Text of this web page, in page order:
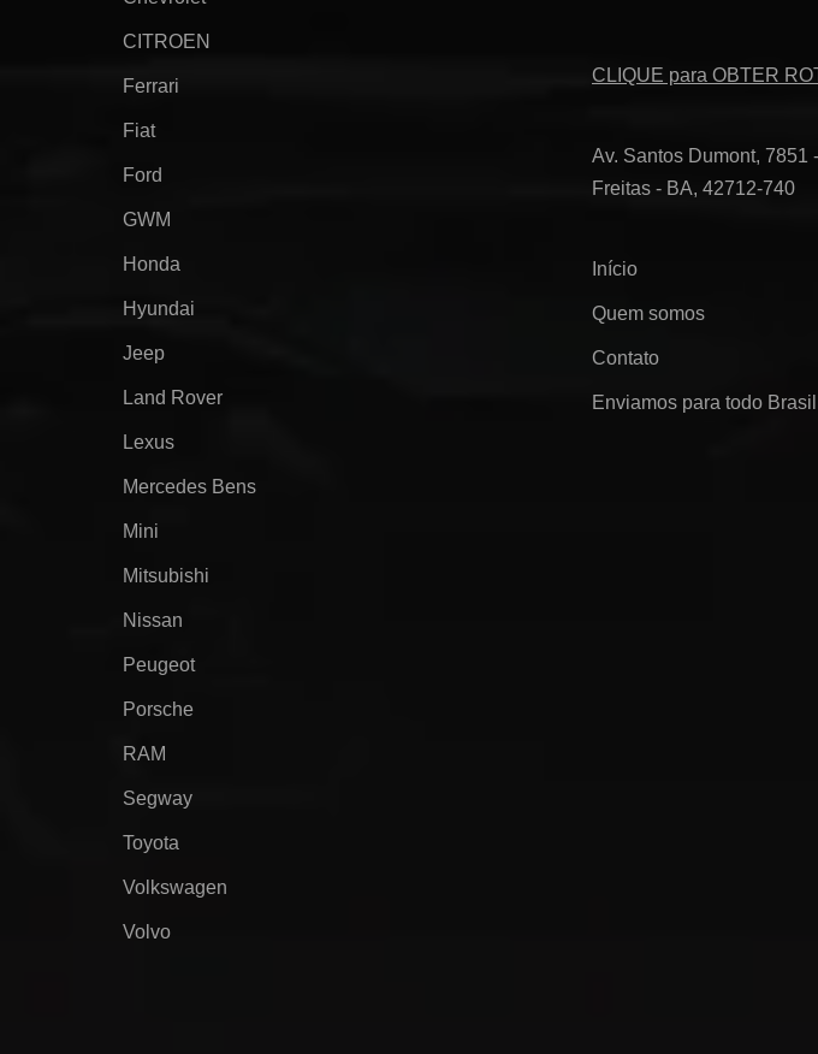
CITROEN
Ferrari
Fiat
Ford
GWM
Honda
Hyundai
Jeep
Land Rover
Lexus
Mercedes Bens
Mini
Mitsubishi
Nissan
Peugeot
Porsche
RAM
Segway
Toyota
Volkswagen
Volvo
CLIQUE para OBTER
Av. Santos Dumont, 7851
Freitas - BA, 42712-740
Início
Quem somos
Contato
Enviamos para todo Brasil